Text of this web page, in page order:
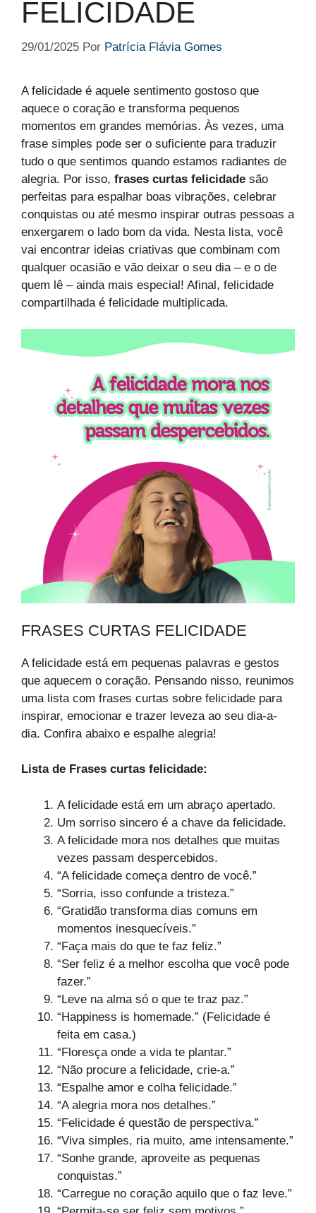
FELICIDADE​
29/01/2025 Por Patrícia Flávia Gomes
A felicidade é aquele sentimento gostoso que
aquece o coração e transforma pequenos
momentos em grandes memórias. Às vezes, uma
frase simples pode ser o suficiente para traduzir
tudo o que sentimos quando estamos radiantes de
alegria. Por isso, frases curtas felicidade são
perfeitas para espalhar boas vibrações, celebrar
conquistas ou até mesmo inspirar outras pessoas a
enxergarem o lado bom da vida. Nesta lista, você
vai encontrar ideias criativas que combinam com
qualquer ocasião e vão deixar o seu dia – e o de
quem lê – ainda mais especial! Afinal, felicidade
compartilhada é felicidade multiplicada.
FRASES CURTAS FELICIDADE​
A felicidade está em pequenas palavras e gestos
que aquecem o coração. Pensando nisso, reunimos
uma lista com frases curtas sobre felicidade para
inspirar, emocionar e trazer leveza ao seu dia-a-
dia. Confira abaixo e espalhe alegria!
Lista de Frases curtas felicidade:
A felicidade está em um abraço apertado.
Um sorriso sincero é a chave da felicidade.
A felicidade mora nos detalhes que muitas
vezes passam despercebidos.
“A felicidade começa dentro de você.”
“Sorria, isso confunde a tristeza.”
“Gratidão transforma dias comuns em
momentos inesquecíveis.”
“Faça mais do que te faz feliz.”
“Ser feliz é a melhor escolha que você pode
fazer.”
“Leve na alma só o que te traz paz.”
“Happiness is homemade.” (Felicidade é
feita em casa.)
“Floresça onde a vida te plantar.”
“Não procure a felicidade, crie-a.”
“Espalhe amor e colha felicidade.”
“A alegria mora nos detalhes.”
“Felicidade é questão de perspectiva.”
“Viva simples, ria muito, ame intensamente.”
“Sonhe grande, aproveite as pequenas
conquistas.”
“Carregue no coração aquilo que o faz leve.”